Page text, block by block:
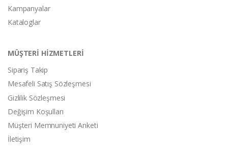
Kampanyalar
Kataloglar
MÜŞTERİ HİZMETLERİ
Sipariş Takip
Mesafeli Satış Sözleşmesi
Gizlilik Sözleşmesi
Değişim Koşulları
Müşteri Memnuniyeti Anketi
İletişim